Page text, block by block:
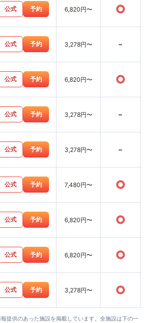
公式 予約 6,820円〜 ○
公式 予約 3,278円〜 -
公式 予約 6,820円〜 ○
公式 予約 3,278円〜 -
公式 予約 3,278円〜 -
公式 予約 7,480円〜 ○
公式 予約 6,820円〜 ○
公式 予約 6,820円〜 ○
公式 予約 3,278円〜 ○
提供のあった施設を掲載しています。全施設は下の一